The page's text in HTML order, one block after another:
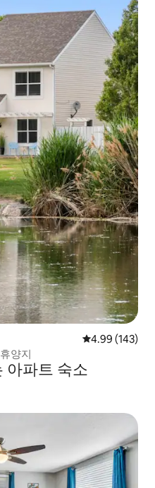
평점 4.99점(5
4.99 (143)
양지
아파트 숙소